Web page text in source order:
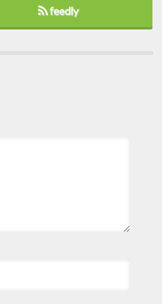
feedly